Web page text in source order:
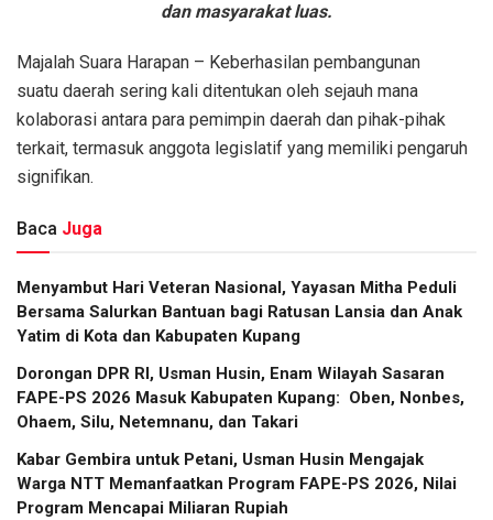
dan masyarakat luas.
Majalah Suara Harapan – Keberhasilan pembangunan
suatu daerah sering kali ditentukan oleh sejauh mana
kolaborasi antara para pemimpin daerah dan pihak-pihak
terkait, termasuk anggota legislatif yang memiliki pengaruh
signifikan.
Baca Juga
​Menyambut Hari Veteran Nasional, Yayasan Mitha Peduli
Bersama Salurkan Bantuan bagi Ratusan Lansia dan Anak
Yatim di Kota dan Kabupaten Kupang
Dorongan DPR RI, Usman Husin, Enam Wilayah Sasaran
FAPE-PS 2026 Masuk Kabupaten Kupang: Oben, Nonbes,
Ohaem, Silu, Netemnanu, dan Takari
Kabar Gembira untuk Petani, Usman Husin Mengajak
Warga NTT Memanfaatkan Program FAPE-PS 2026, Nilai
Program Mencapai Miliaran Rupiah